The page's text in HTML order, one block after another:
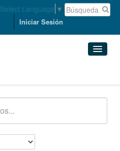
Select Language ▼
Iniciar Sesión